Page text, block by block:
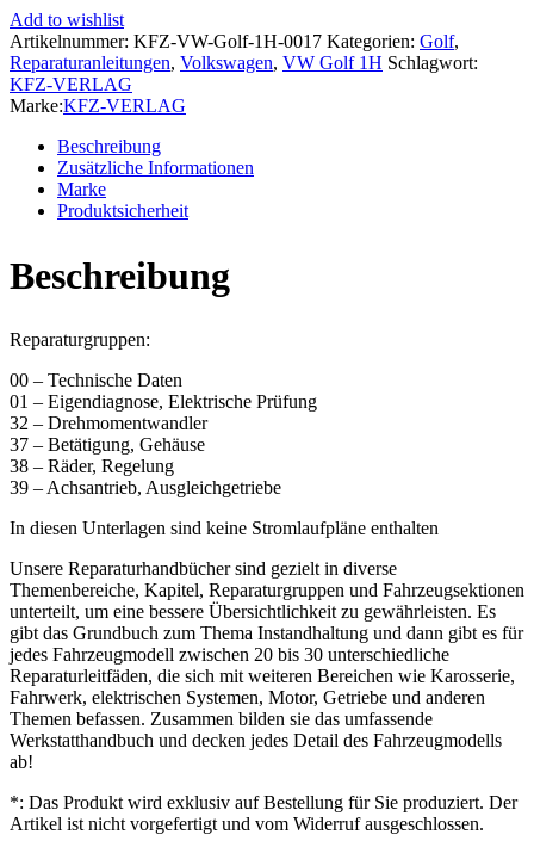
Typ
1H
1991-
1997
4
Gang
Automatikgetriebe
Reparaturanleitung
Menge
Add to wishlist
Artikelnummer: KFZ-VW-Golf-1H-0017 Kategorien: Golf,
Reparaturanleitungen, Volkswagen, VW Golf 1H Schlagwort:
KFZ-VERLAG
Marke:KFZ-VERLAG
Beschreibung
Zusätzliche Informationen
Marke
Produktsicherheit
Beschreibung
Reparaturgruppen:
00 – Technische Daten
01 – Eigendiagnose, Elektrische Prüfung
32 – Drehmomentwandler
37 – Betätigung, Gehäuse
38 – Räder, Regelung
39 – Achsantrieb, Ausgleichgetriebe
In diesen Unterlagen sind keine Stromlaufpläne enthalten
Unsere Reparaturhandbücher sind gezielt in diverse
Themenbereiche, Kapitel, Reparaturgruppen und Fahrzeugsektionen
unterteilt, um eine bessere Übersichtlichkeit zu gewährleisten. Es
gibt das Grundbuch zum Thema Instandhaltung und dann gibt es für
jedes Fahrzeugmodell zwischen 20 bis 30 unterschiedliche
Reparaturleitfäden, die sich mit weiteren Bereichen wie Karosserie,
Fahrwerk, elektrischen Systemen, Motor, Getriebe und anderen
Themen befassen. Zusammen bilden sie das umfassende
Werkstatthandbuch und decken jedes Detail des Fahrzeugmodells
ab!
*: Das Produkt wird exklusiv auf Bestellung für Sie produziert. Der
Artikel ist nicht vorgefertigt und vom Widerruf ausgeschlossen.